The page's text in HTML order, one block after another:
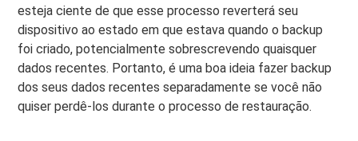
esteja ciente de que esse processo reverterá seu
dispositivo ao estado em que estava quando o backup
foi criado, potencialmente sobrescrevendo quaisquer
dados recentes. Portanto, é uma boa ideia fazer backup
dos seus dados recentes separadamente se você não
quiser perdê-los durante o processo de restauração.